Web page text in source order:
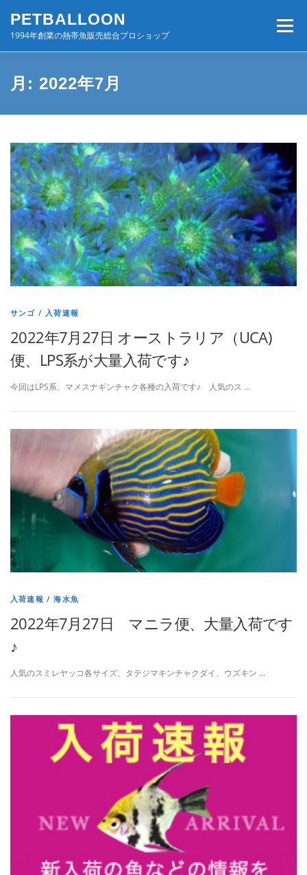
ッ
PETBALLOON
1994年創業の熱帯魚販売総合プロショップ
メニュー
ホーム 入荷速報
月: 2022年7月
サンゴ / 入荷速報
2022年7月27日 オーストラリア（UCA)
便、LPS系が大量入荷です♪
今回はLPS系、マメスナギンチャク各種の入荷です♪ 人気のス …
入荷速報 /海水魚
2022年7月27日 マニラ便、大量入荷です
♪
人気のスミレヤッコ各サイズ、タテジマキンチャクダイ、ウズキン …